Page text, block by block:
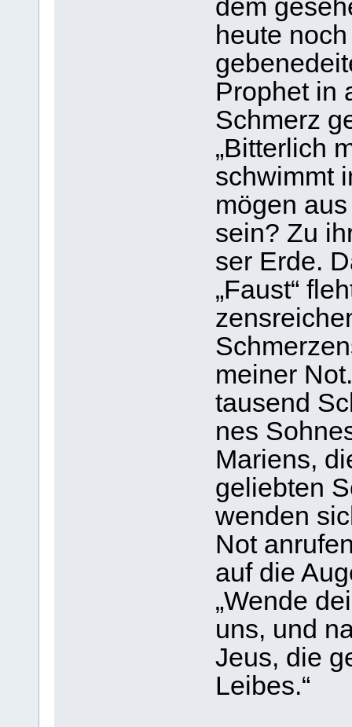
dem
heute
Pro­phet in
Schmerz
„Bit­ter­lich
schwimmt
mögen
sein? Zu
ser Erde.
„Faust“
mei­ner
tau­send
nes
Mari­ens,
gelieb­ten
wen­den
Not
auf die
„Wende
uns, und
Jeus, die
Lei­bes.“